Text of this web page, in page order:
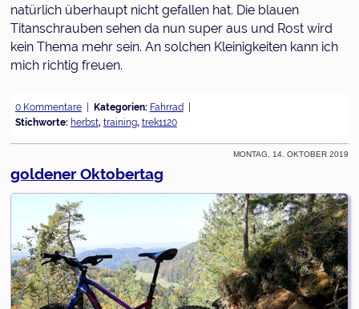
natürlich überhaupt nicht gefallen hat. Die blauen
Titanschrauben sehen da nun super aus und Rost wird
kein Thema mehr sein. An solchen Kleinigkeiten kann ich
mich richtig freuen.
0 Kommentare Kategorien: Fahrrad
Stichworte: herbst, training, trek1120
Montag, 14. Oktober 2019
goldener Oktobertag